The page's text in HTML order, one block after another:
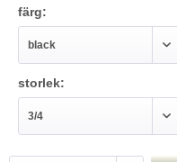
färg:
storlek: